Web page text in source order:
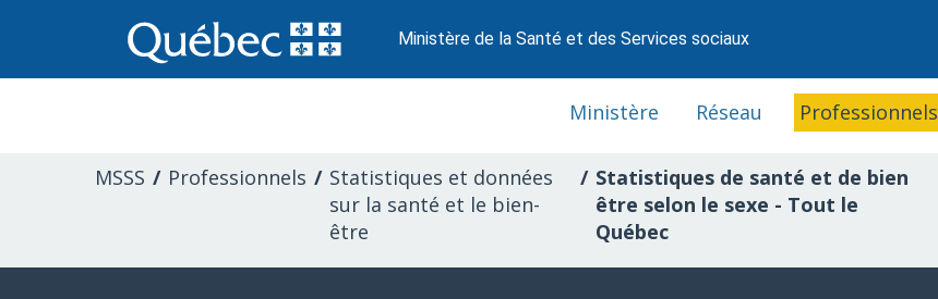
au
contenu
Ministère de la Santé et des Services sociaux
professionnels
Ministère Réseau Professionnels
MSSS Professionnels
Statistiques et données
sur la santé et le bien-
être
Statistiques de santé et de bien
être selon le sexe - Tout le
Québec